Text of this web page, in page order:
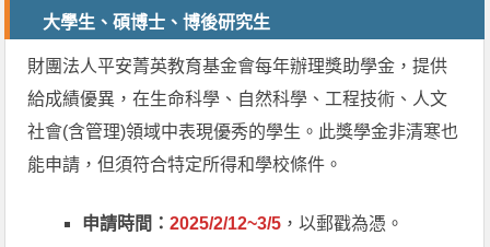
大學生、碩博士、博後研究生
財團法人平安菁英教育基金會每年辦理獎助學金，提供
給成績優異，在生命科學、自然科學、工程技術、人文
社會(含管理)領域中表現優秀的學生。此獎學金非清寒也
能申請，但須符合特定所得和學校條件。
申請時間：2025/2/12~3/5 ，以郵戳為憑。